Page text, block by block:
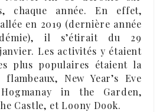
chaque année. En effet,
en 2019 (dernière année
il s’étirait du 29
Les activités y étaient
plus populaires étaient la
New Year’s Eve
in the Garden,
Castle, et Loony Dook.